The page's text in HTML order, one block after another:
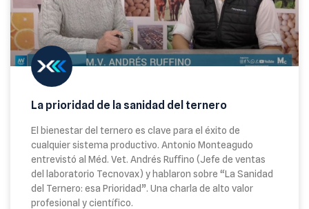
La prioridad de la sanidad del ternero
El bienestar del ternero es clave para el éxito de
cualquier sistema productivo. Antonio Monteagudo
entrevistó al Méd. Vet. Andrés Ruffino (Jefe de ventas
del laboratorio Tecnovax) y hablaron sobre “La Sanidad
del Ternero: esa Prioridad”. Una charla de alto valor
profesional y científico.